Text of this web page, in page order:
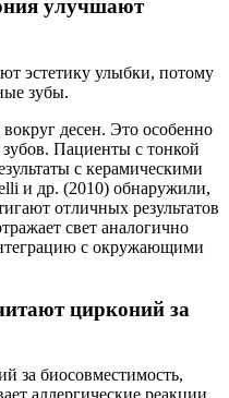
улучшают
эстетику улыбки, потому
зубы.
десен. Это особенно
Пациенты с тонкой
с керамическими
и др. (2010) обнаружили,
отличных результатов
свет аналогично
с окружающими
цирконий за
за биосовместимость,